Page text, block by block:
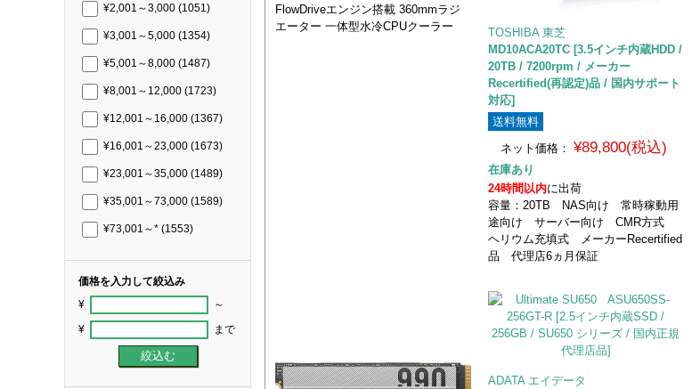
¥2,001～3,000 (1051)
¥3,001～5,000 (1354)
¥5,001～8,000 (1487)
¥8,001～12,000 (1723)
¥12,001～16,000 (1367)
¥16,001～23,000 (1673)
¥23,001～35,000 (1489)
¥35,001～73,000 (1589)
¥73,001～* (1553)
価格を入力して絞込み
¥ ～
¥ まで
FlowDriveエンジン搭載 360mmラジ
エーター 一体型水冷CPUクーラー
TOSHIBA 東芝
MD10ACA20TC [3.5インチ内蔵HDD /
20TB / 7200rpm / メーカー
Recertified(再認定)品 / 国内サポート
対応]
送料無料
ネット価格：
¥89,800(税込)
在庫あり
24時間以内に出荷
容量：20TB NAS向け 常時稼動用
途向け サーバー向け CMR方式
ヘリウム充填式 メーカーRecertified
品 代理店6ヵ月保証
ADATA エイデータ